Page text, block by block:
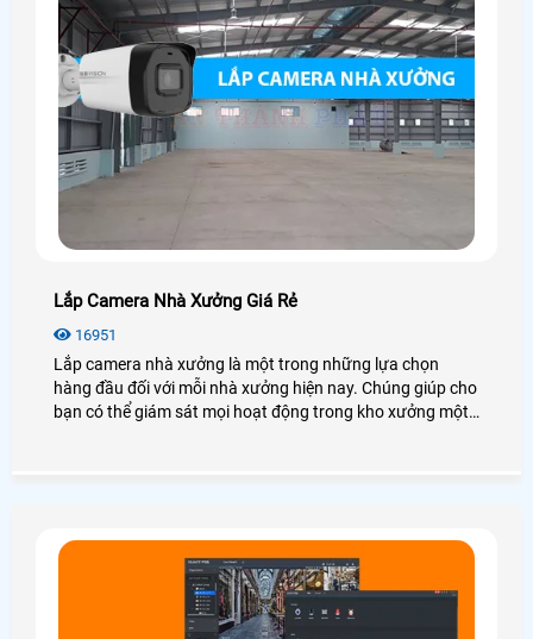
Lắp Camera Nhà Xưởng Giá Rẻ
16951
Lắp camera nhà xưởng là một trong những lựa chọn
hàng đầu đối với mỗi nhà xưởng hiện nay. Chúng giúp cho
bạn có thể giám sát mọi hoạt động trong kho xưởng một